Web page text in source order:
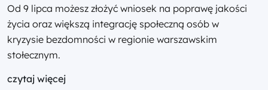
Od 9 lipca możesz złożyć wniosek na poprawę jakości
życia oraz większą integrację społeczną osób w
kryzysie bezdomności w regionie warszawskim
stołecznym.
czytaj więcej